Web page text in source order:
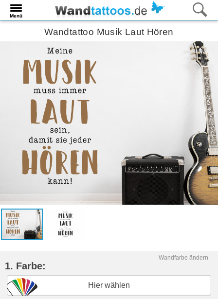
Menü
Wandtattoo Musik Laut Hören
Wandfarbe ändern
1. Farbe:
Hier wählen